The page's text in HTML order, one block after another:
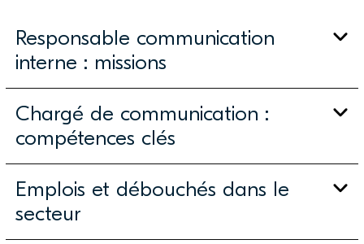
Responsable communication
interne : missions
Chargé de communication :
compétences clés
Emplois et débouchés dans le
secteur